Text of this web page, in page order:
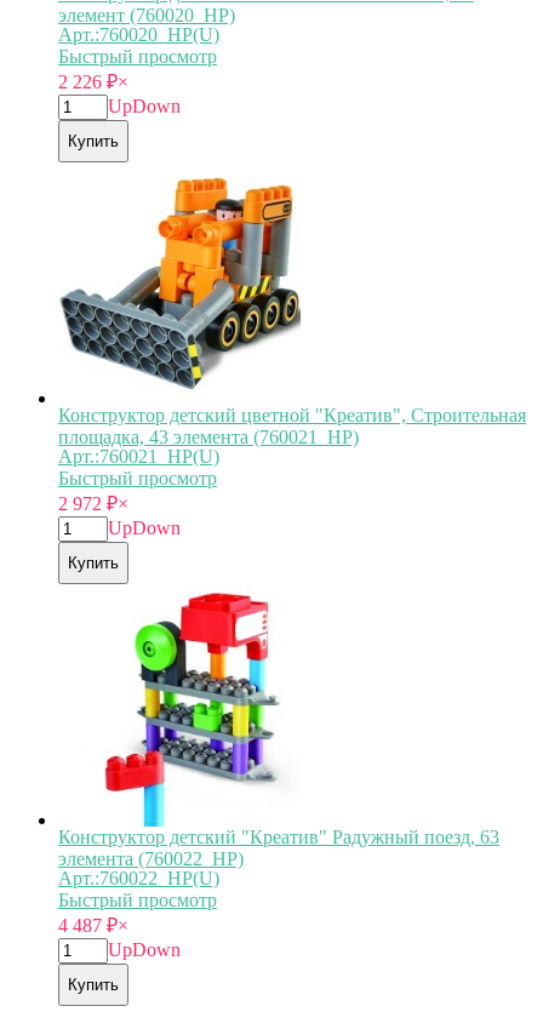
элемент (760020_HP)
Арт.:760020_HP(U)
Быстрый просмотр
2 226 ₽×
UpDown
Купить
Конструктор детский цветной "Креатив", Строительная
площадка, 43 элемента (760021_HP)
Арт.:760021_HP(U)
Быстрый просмотр
2 972 ₽×
UpDown
Купить
Конструктор детский "Креатив" Радужный поезд, 63
элемента (760022_HP)
Арт.:760022_HP(U)
Быстрый просмотр
4 487 ₽×
UpDown
Купить